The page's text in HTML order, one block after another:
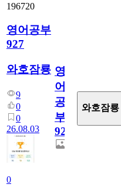
196720
영어공부
927
와호잠룡
9
0
0
26.08.03
0
영
어
공
부
927
와호잠룡